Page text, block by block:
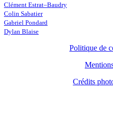
Clément Estrat–Baudry
Colin Sabatier
Gabriel Pondard
Dylan Blaise
Politique de
Crédits